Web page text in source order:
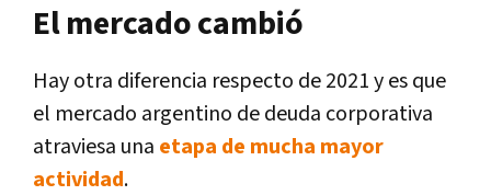
El mercado cambió
Hay otra diferencia respecto de 2021 y es que
el mercado argentino de deuda corporativa
atraviesa una etapa de mucha mayor
actividad.